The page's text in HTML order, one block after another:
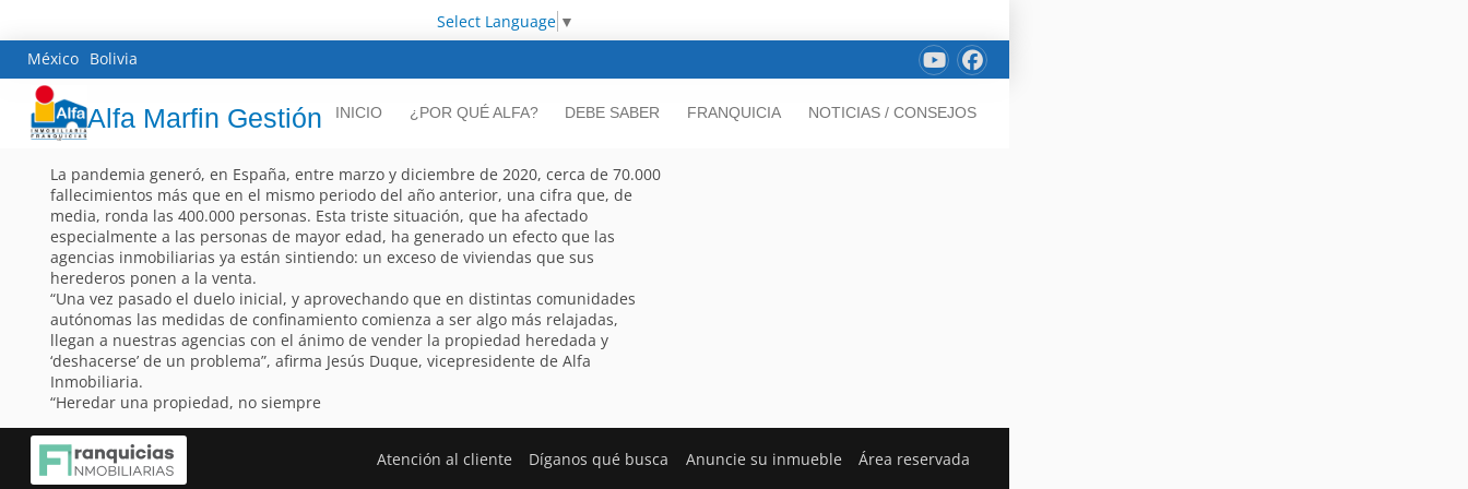
Select Language ▼
México Bolivia
Alfa Marfin Gestión INICIO ¿POR QUÉ ALFA? DEBE SABER FRANQUICIA NOTICIAS / CONSEJOS
La pandemia generó, en España, entre marzo y diciembre de 2020, cerca de 70.000
fallecimientos más que en el mismo periodo del año anterior, una cifra que, de
media, ronda las 400.000 personas. Esta triste situación, que ha afectado
especialmente a las personas de mayor edad, ha generado un efecto que las
agencias inmobiliarias ya están sintiendo: un exceso de viviendas que sus
herederos ponen a la venta.
“Una vez pasado el duelo inicial, y aprovechando que en distintas comunidades
autónomas las medidas de confinamiento comienza a ser algo más relajadas,
llegan a nuestras agencias con el ánimo de vender la propiedad heredada y
‘deshacerse’ de un problema”, afirma Jesús Duque, vicepresidente de Alfa
Inmobiliaria.
“Heredar una propiedad, no siempre
Atención al cliente Díganos qué busca Anuncie su inmueble Área reservada